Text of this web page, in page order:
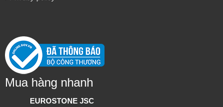
Contact us
Customer Support
Shopping Advice
Sales Procedure